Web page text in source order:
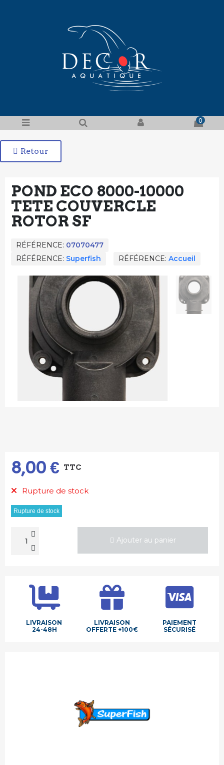
0
Retour
POND ECO 8000-10000
TETE COUVERCLE
ROTOR SF
RÉFÉRENCE 07070477
RÉFÉRENCE Superfish RÉFÉRENCE Accueil
8,00 € TTC
Rupture de stock
Rupture de stock
Ajouter au panier
LIVRAISON
24-48H
LIVRAISON
OFFERTE +100€
PAIEMENT
SÉCURISÉ